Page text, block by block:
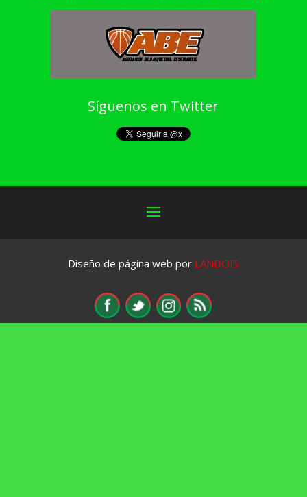
Síguenos en Twitter
Diseño de página web por LANDOIS